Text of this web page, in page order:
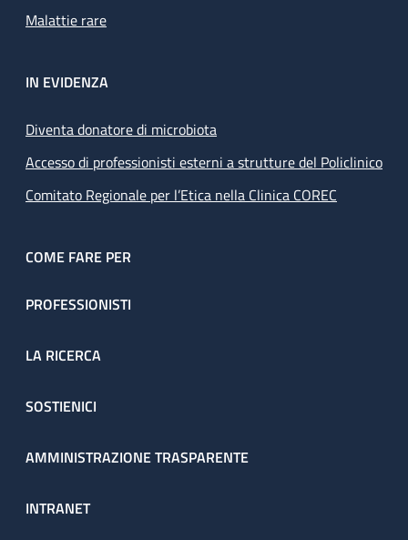
Malattie rare
IN EVIDENZA
Diventa donatore di microbiota
Accesso di professionisti esterni a strutture del Policlinico
Comitato Regionale per l’Etica nella Clinica COREC
COME FARE PER
PROFESSIONISTI
LA RICERCA
SOSTIENICI
AMMINISTRAZIONE TRASPARENTE
INTRANET